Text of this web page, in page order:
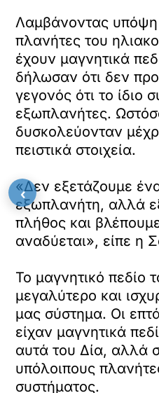
Λαμβάνοντας υπόψη
πλανήτες του
έχουν μαγνητικά
δήλωσαν ότι δεν
γεγονός ότι το ίδιο
εξωπλανήτες.
δυσκολεύονταν
πειστικά στοιχεία.
«Δεν εξετάζουμε
εξωπλανήτη, αλλά
πλήθος και
αναδύεται», είπε η
Το μαγνητικό πεδίο
μεγαλύτερο και
μας σύστημα. Οι
είχαν μαγνητικά
αυτά του Δία, αλλά
υπόλοιπους
συστήματος.
‹